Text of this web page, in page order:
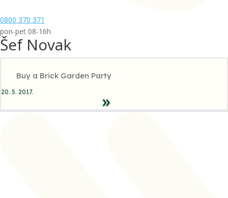
0800 370 371
pon-pet 08-16h
Šef Novak
Buy a Brick Garden Party
20. 5. 2017.